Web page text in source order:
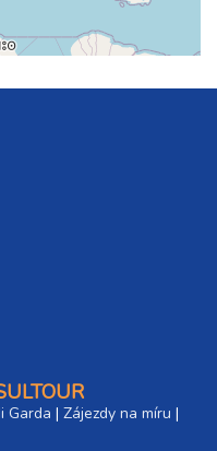
Garda | Zájezdy na míru |